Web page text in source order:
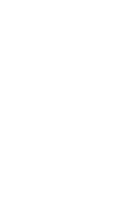
像，它还能从文本
厦，夜晚霓虹”，
解放了我的双手，